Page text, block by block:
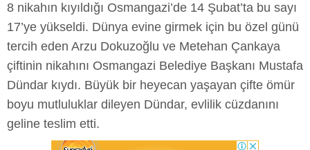
8 nikahın kıyıldığı Osmangazi’de 14 Şubat’ta bu sayı
17’ye yükseldi. Dünya evine girmek için bu özel günü
tercih eden Arzu Dokuzoğlu ve Metehan Çankaya
çiftinin nikahını Osmangazi Belediye Başkanı Mustafa
Dündar kıydı. Büyük bir heyecan yaşayan çifte ömür
boyu mutluluklar dileyen Dündar, evlilik cüzdanını
geline teslim etti.